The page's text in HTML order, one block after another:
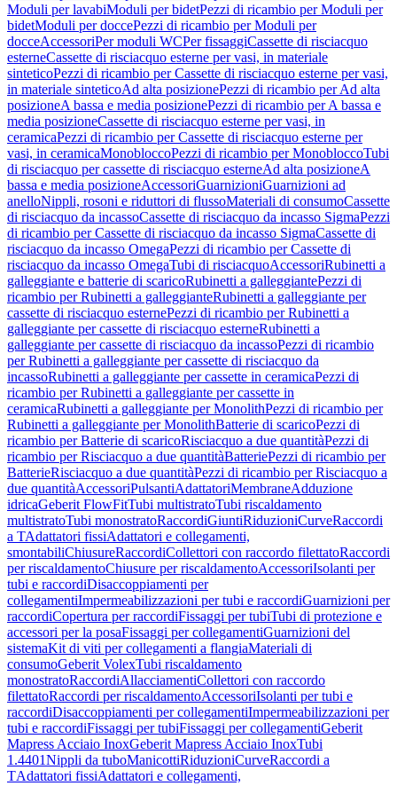
Moduli per lavabiModuli per bidetPezzi di ricambio per Moduli per
bidetModuli per doccePezzi di ricambio per Moduli per
docceAccessoriPer moduli WCPer fissaggiCassette di risciacquo
esterneCassette di risciacquo esterne per vasi, in materiale
sinteticoPezzi di ricambio per Cassette di risciacquo esterne per vasi,
in materiale sinteticoAd alta posizionePezzi di ricambio per Ad alta
posizioneA bassa e media posizionePezzi di ricambio per A bassa e
media posizioneCassette di risciacquo esterne per vasi, in
ceramicaPezzi di ricambio per Cassette di risciacquo esterne per
vasi, in ceramicaMonobloccoPezzi di ricambio per MonobloccoTubi
di risciacquo per cassette di risciacquo esterneAd alta posizioneA
bassa e media posizioneAccessoriGuarnizioniGuarnizioni ad
anelloNippli, rosoni e riduttori di flussoMateriali di consumoCassette
di risciacquo da incassoCassette di risciacquo da incasso SigmaPezzi
di ricambio per Cassette di risciacquo da incasso SigmaCassette di
risciacquo da incasso OmegaPezzi di ricambio per Cassette di
risciacquo da incasso OmegaTubi di risciacquoAccessoriRubinetti a
galleggiante e batterie di scaricoRubinetti a galleggiantePezzi di
ricambio per Rubinetti a galleggianteRubinetti a galleggiante per
cassette di risciacquo esternePezzi di ricambio per Rubinetti a
galleggiante per cassette di risciacquo esterneRubinetti a
galleggiante per cassette di risciacquo da incassoPezzi di ricambio
per Rubinetti a galleggiante per cassette di risciacquo da
incassoRubinetti a galleggiante per cassette in ceramicaPezzi di
ricambio per Rubinetti a galleggiante per cassette in
ceramicaRubinetti a galleggiante per MonolithPezzi di ricambio per
Rubinetti a galleggiante per MonolithBatterie di scaricoPezzi di
ricambio per Batterie di scaricoRisciacquo a due quantitàPezzi di
ricambio per Risciacquo a due quantitàBatteriePezzi di ricambio per
BatterieRisciacquo a due quantitàPezzi di ricambio per Risciacquo a
due quantitàAccessoriPulsantiAdattatoriMembraneAdduzione
idricaGeberit FlowFitTubi multistratoTubi riscaldamento
multistratoTubi monostratoRaccordiGiuntiRiduzioniCurveRaccordi
a TAdattatori fissiAdattatori e collegamenti,
smontabiliChiusureRaccordiCollettori con raccordo filettatoRaccordi
per riscaldamentoChiusure per riscaldamentoAccessoriIsolanti per
tubi e raccordiDisaccoppiamenti per
collegamentiImpermeabilizzazioni per tubi e raccordiGuarnizioni per
raccordiCopertura per raccordiFissaggi per tubiTubi di protezione e
accessori per la posaFissaggi per collegamentiGuarnizioni del
sistemaKit di viti per collegamenti a flangiaMateriali di
consumoGeberit VolexTubi riscaldamento
monostratoRaccordiAllacciamentiCollettori con raccordo
filettatoRaccordi per riscaldamentoAccessoriIsolanti per tubi e
raccordiDisaccoppiamenti per collegamentiImpermeabilizzazioni per
tubi e raccordiFissaggi per tubiFissaggi per collegamentiGeberit
Mapress Acciaio InoxGeberit Mapress Acciaio InoxTubi
1.4401Nippli da tuboManicottiRiduzioniCurveRaccordi a
TAdattatori fissiAdattatori e collegamenti,